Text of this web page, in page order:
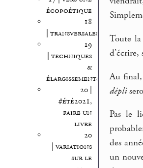
écopoétique
18
| transversales
19
| techniques
&
élargissements
20 |
#été2021,
faire un
livre
20
| variations
sur le
Toute la
d’écrire,
Au final,
dépli
Pas le
des
un